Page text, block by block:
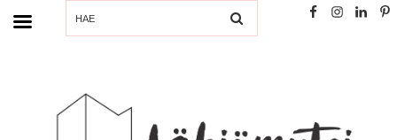
SEARCH